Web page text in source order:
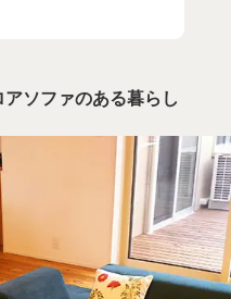
ソファのある暮らし